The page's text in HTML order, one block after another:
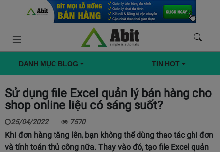
DANH MỤC BLOG TIN HOT
Sử dụng file Excel quản lý bán hàng cho
shop online liệu có sáng suốt?
25/04/2022 7570
Khi đơn hàng tăng lên, bạn không thể dùng thao tác ghi đơn
và tính toán thủ công nữa. Thay vào đó, tạo file Excel quản